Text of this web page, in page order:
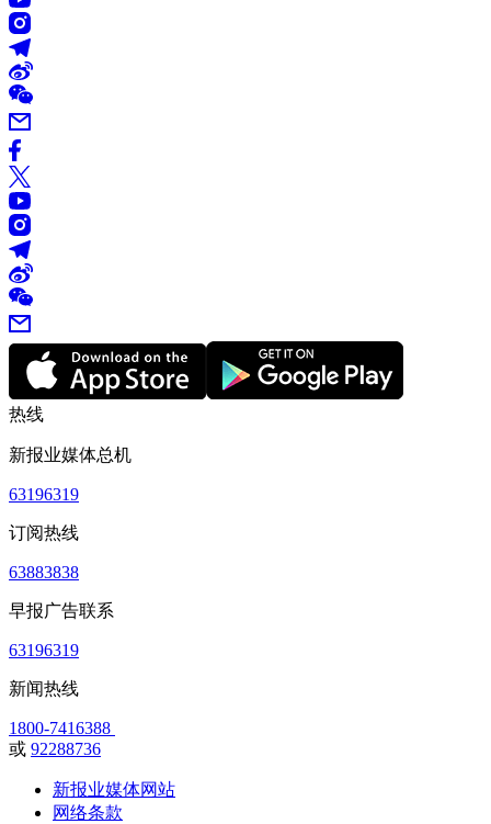
热线
新报业媒体总机
63196319
订阅热线
63883838
早报广告联系
63196319
新闻热线
1800-7416388
或 92288736
新报业媒体网站
网络条款